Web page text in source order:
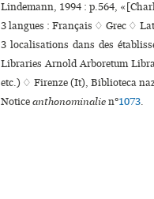
Lindemann, 1994 : p.564,
3 langues : Français ♢ Grec ♢
3 localisations dans des
Libraries Arnold Arboretum
etc.) ♢ Firenze (It), Biblioteca
Noticeanthonominalien°1073.